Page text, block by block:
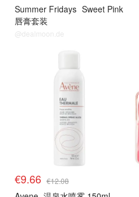
Summer Fridays Sweet Pink
唇膏套装
@dealmoon.de
€9.66 €12.08